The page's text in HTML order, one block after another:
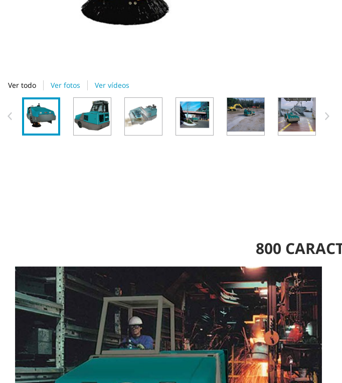
Ver todo Ver fotos Ver vídeos
800